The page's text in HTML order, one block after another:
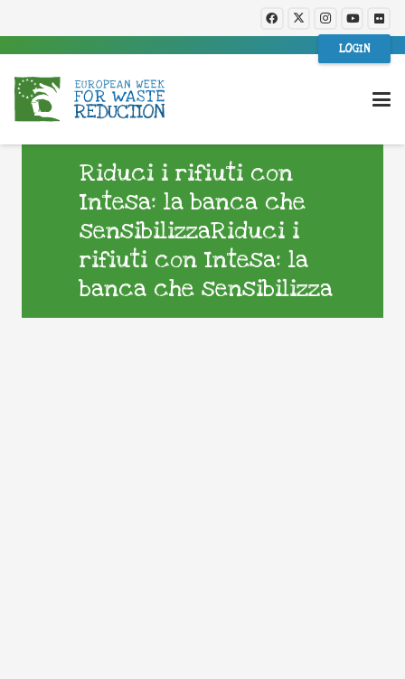
LOGIN
Riduci i rifiuti con
Intesa: la banca che
sensibilizzaRiduci i
rifiuti con Intesa: la
banca che sensibilizza